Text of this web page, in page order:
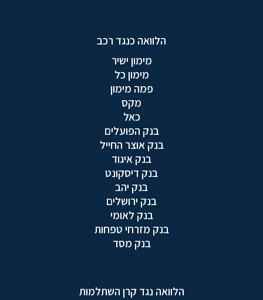
הלוואה כנגד רכב
מימון ישיר
מימון כל
פמה מימון
מקס
כאל
בנק הפועלים
בנק אוצר החייל
בנק איגוד
בנק דיסקונט
בנק יהב
בנק ירושלים
בנק לאומי
בנק מזרחי טפחות
בנק מסד
הלוואה נגד קרן השתלמות